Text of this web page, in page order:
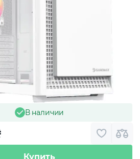
В наличии
Купить